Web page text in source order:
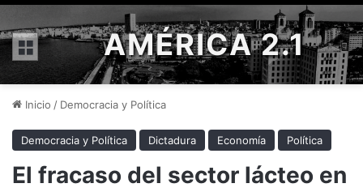
Menú AMÉRICA 2.1
Inicio / Democracia y Política
Democracia y Política Dictadura Economía Política
El fracaso del sector lácteo en